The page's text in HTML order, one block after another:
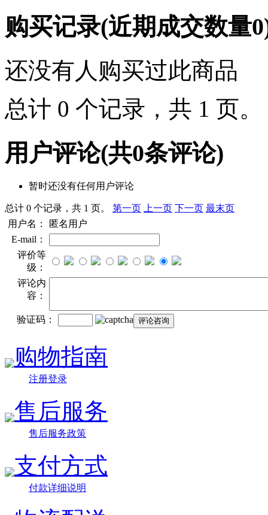
购买记录(近期成交数量0
还没有人购买过此商品
总计 0 个记录，共 1 页。
用户评论(共0条评论)
暂时还没有任何用户评论
总计 0 个记录，共 1 页。 第一页 上一页 下一页 最末页
用户名：
匿名用户
E-mail：
评价等
级：
评论内
容：
验证码：
购物指南
注册登录
售后服务
售后服务政策
支付方式
付款详细说明